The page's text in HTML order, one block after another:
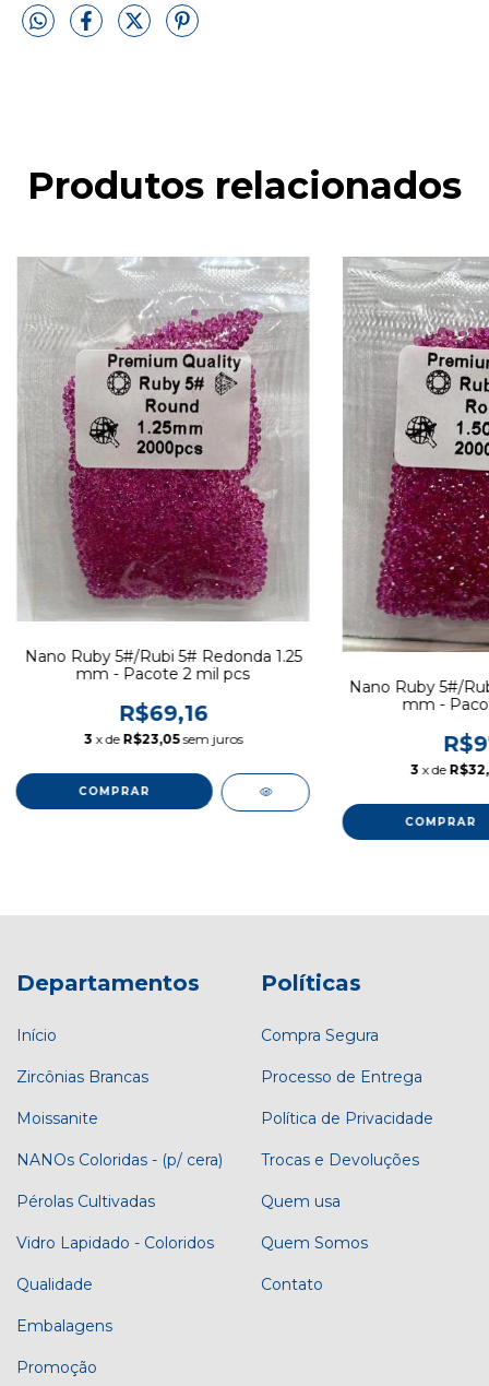
Produtos relacionados
Nano Ruby 5#/Rubi 5# Redonda 1.25
mm - Pacote 2 mil pcs
R$69,16
3 x de R$23,05 sem juros
Nano Ruby 5#/
mm -
3 x de
Departamentos
Início
Zircônias Brancas
Moissanite
NANOs Coloridas - (p/ cera)
Pérolas Cultivadas
Vidro Lapidado - Coloridos
Qualidade
Embalagens
Promoção
Políticas
Compra Segura
Processo de Entrega
Política de Privacidade
Trocas e Devoluções
Quem usa
Quem Somos
Contato